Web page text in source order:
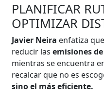
PLANIFICAR
OPTIMIZAR
Javier Neira enfatiza
reducir lasemisiones de
mientras se encuentra
recalcar que no es
sino el más eficiente.